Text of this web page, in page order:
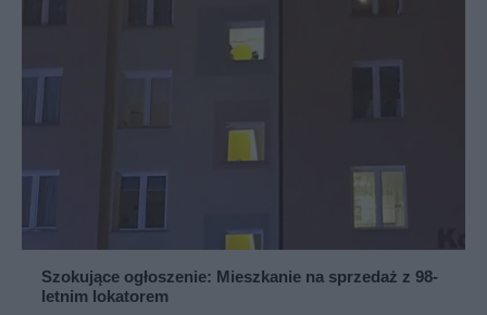
Szokujące ogłoszenie: Mieszkanie na sprzedaż z 98-
letnim lokatorem